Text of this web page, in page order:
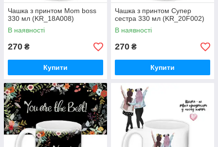
Чашка з принтом Mom boss
330 мл (KR_18A008)
В наявності
270 ₴
Купити
Чашка з принтом Супер
сестра 330 мл (KR_20F002)
В наявності
270 ₴
Купити